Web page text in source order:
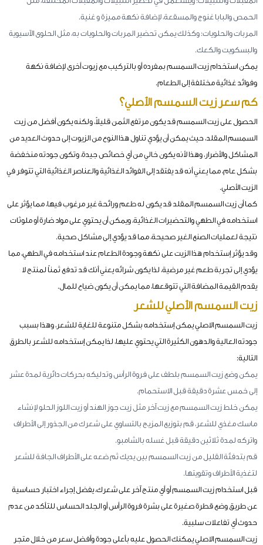
الحمص والبابا غنوج والمسقعة، لإضافة نكهة مميزة و غنية.
المربات والحلويات: وكذلك يمكن تحضير المربات والحلويات به، مثل الحلوى الآسيوية
والبسكويت والكعك.
يمكن استخدام زيت السمسم بمفرده أو بالتركيب مع زيوت أخرى لإضافة نكهة
وفوائد غذائية مختلفة إلى الطعام.
كم سعر زيت السمسم الأصلي؟
الحصول على زيت السمسم قد يكون مرتفع الثمن قليلاً، ولكنه يكون أفضل من زيت
السمسم المقلد، حيث يمكن أن يؤدي تناول هذا النوع من الزيوت إلى حدوث العديد من
المشاكل والأضرار، وهذا لأنه يكون خالي من أي خصائص جيدة، وتكون جودته منخفضة
بشكل عام، مما يعني أنه قد يفتقد إلى الفوائد الغذائية والعناصر الغذائية التي تتوفر في
الزيت الأصلي.
كما أن زيت السمسم المقلد قد يكون له طعم ورائحة غير مرغوب فيها، مما يؤثر على
استخدامه في الطهي والتحضيرات الغذائية، ويمكن أن يحتوي على مواد ضارة أو ملوثات
نتيجة لعمليات الصنع الغير صحيحة، مما قد يؤدي إلى مشاكل صحية.
وقد يؤثر إستخدام هذا الزيت على نكهة وجودة الطعام عند استخدامه في الطهي، مما
يؤدي إلى تجربة طعم غير مرضية، لذا يكون شرائه يعني أنك قد تدفع ثمناً لمنتج لا
يقدم القيمة المضافة التي تتوقعها، مما يمكن أن يكون ضياع للمال.
زيت السمسم الأصلي للشعر
زيت السمسم الاصلي يمكن إستخدامه بشكل متنوعة للغاية للشعر، وهذا بسبب
جودته العالية والدهون الكثيرة التي يحتوي عليها، لذا يمكن إستخدامه للشعر بالطرق
التالية:
يمكن وضع زيت السمسم بلطف على فروة الرأس وتدليكه بحركات دائرية لمدة عشر
إلى خمس عشرة دقيقة قبل الاستحمام.
يمكن خلط زيت السمسم مع زيت آخر مثل زيت جوز الهند أو زيت اللوز الحلو لإنشاء
ماسك مغذي للشعر، قم بتوزيع المزيج بالتساوي على شعرك من الجذور إلى الأطراف
واتركه لمدة ثلاثين دقيقة قبل غسله بالشامبو.
قم بتدفئة القليل من زيت السمسم بين يديك ثم ضعه على الأطراف الجافة للشعر
لتغذية الأطراف وتقويتها.
قبل استخدام زيت السمسم أو أي منتج آخر على شعرك، يفضل إجراء اختبار حساسية
عن طريق وضع قطرة صغيرة على بشرة فروة الرأس أو الجلد الحساس للتأكد من عدم
حدوث أي تفاعلات سلبية.
زيت السمسم الاصلي يمكنك الحصول عليه بأعلى جودة وأفضل سعر من خلال متجر